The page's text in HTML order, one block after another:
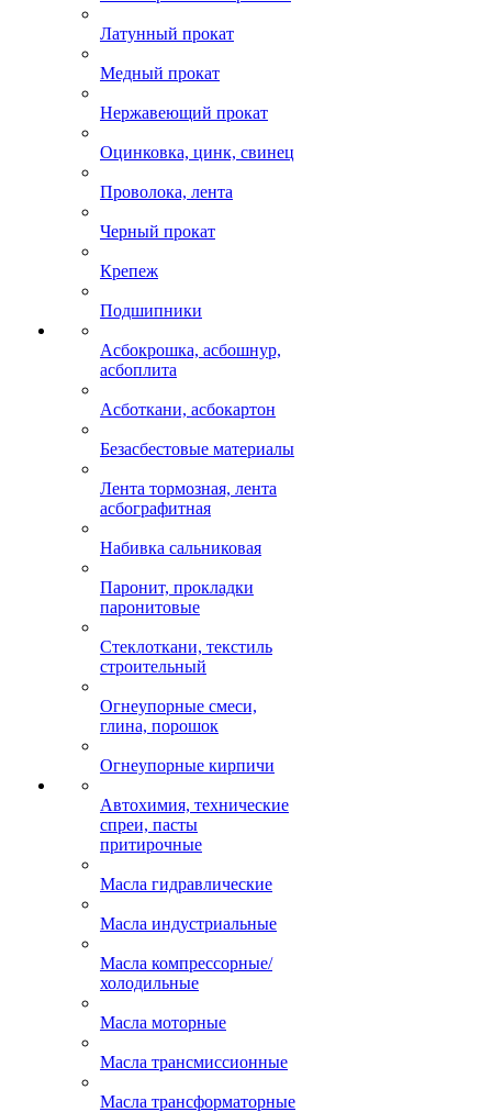
Латунный прокат
Медный прокат
Нержавеющий прокат
Оцинковка, цинк, свинец
Проволока, лента
Черный прокат
Крепеж
Подшипники
Асбокрошка, асбошнур,
асбоплита
Асботкани, асбокартон
Безасбестовые материалы
Лента тормозная, лента
асбографитная
Набивка сальниковая
Паронит, прокладки
паронитовые
Стеклоткани, текстиль
строительный
Огнеупорные смеси,
глина, порошок
Огнеупорные кирпичи
Автохимия, технические
спреи, пасты
притирочные
Масла гидравлические
Масла индустриальные
Масла компрессорные/
холодильные
Масла моторные
Масла трансмиссионные
Масла трансформаторные